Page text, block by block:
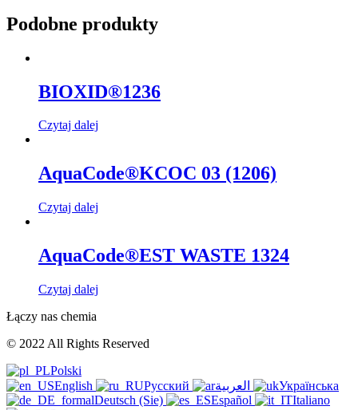
Podobne produkty
BIOXID®1236
Czytaj dalej
AquaCode®KCOC 03 (1206)
Czytaj dalej
AquaCode®EST WASTE 1324
Czytaj dalej
Łączy nas chemia
© 2022 All Rights Reserved
Polski
English
Русский
Українська
Deutsch (Sie)
Español
Italiano